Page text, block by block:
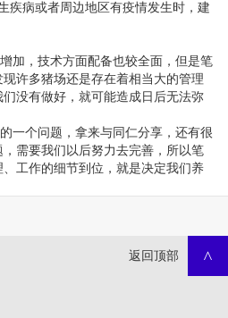
疾病或者周边地区有疫情发生时，建
，技术方面配备也较全面，但是笔
许多猪场还是存在着相当大的管理
没有做好，就可能造成日后无法弥
个问题，拿来与同仁分享，还有很
需要我们以后努力去完善，所以笔
工作的细节到位，就是决定我们养
返回顶部 >